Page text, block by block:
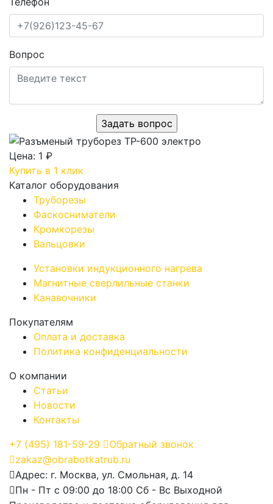
Вопрос
Цена: 1 ₽
Купить в 1 клик
Каталог оборудования
Труборезы
Фаскосниматели
Кромкорезы
Вальцовки
Установки индукционного нагрева
Магнитные сверлильные станки
Канавочники
Покупателям
Оплата и доставка
Политика конфиденциальности
О компании
Статьи
Новости
Контакты
+7 (495) 181-59-29
Обратный звонок
zakaz@obrabotkatrub.ru
Адрес: г. Москва, ул. Смольная, д. 14
Пн - Пт с 09:00 до 18:00 Сб - Вс Выходной